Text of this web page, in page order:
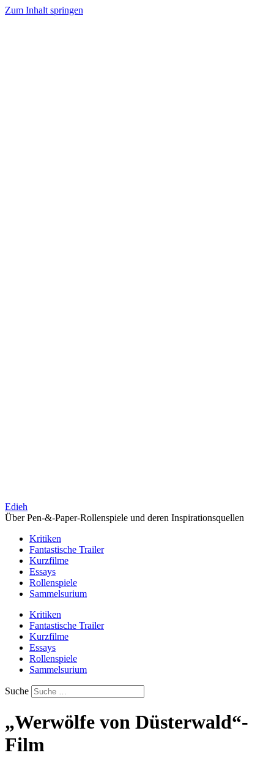
Zum Inhalt springen
Edieh
Über Pen-&-Paper-Rollenspiele und deren Inspirationsquellen
Kritiken
Fantastische Trailer
Kurzfilme
Essays
Rollenspiele
Sammelsurium
Kritiken
Fantastische Trailer
Kurzfilme
Essays
Rollenspiele
Sammelsurium
Suche
„Werwölfe von Düsterwald“-
Film